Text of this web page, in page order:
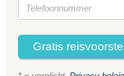
Gratis